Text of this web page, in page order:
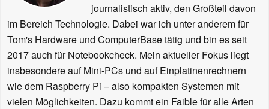
journalistisch aktiv, den Großteil davon
im Bereich Technologie. Dabei war ich unter anderem für
Tom's Hardware und ComputerBase tätig und bin es seit
2017 auch für Notebookcheck. Mein aktueller Fokus liegt
insbesondere auf Mini-PCs und auf Einplatinenrechnern
wie dem Raspberry Pi – also kompakten Systemen mit
vielen Möglichkeiten. Dazu kommt ein Faible für alle Arten